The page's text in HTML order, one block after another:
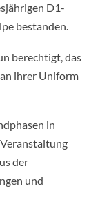
D1-
bestanden.
berechtigt, das
ihrer Uniform
in
der
und